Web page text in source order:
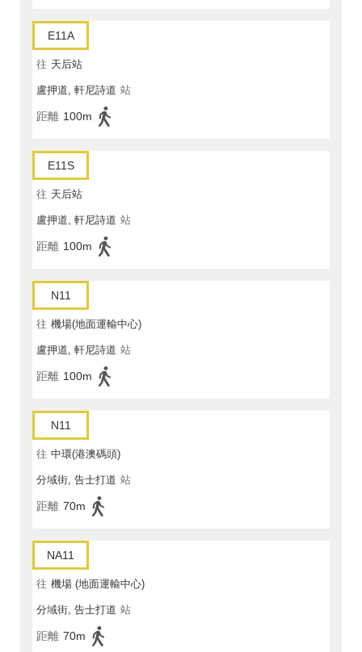
E11A
往 天后站
盧押道, 軒尼詩道 站
距離 100m
E11S
往 天后站
盧押道, 軒尼詩道 站
距離 100m
N11
往 機場(地面運輸中心)
盧押道, 軒尼詩道 站
距離 100m
N11
往 中環(港澳碼頭)
分域街, 告士打道 站
距離 70m
NA11
往 機場 (地面運輸中心)
分域街, 告士打道 站
距離 70m